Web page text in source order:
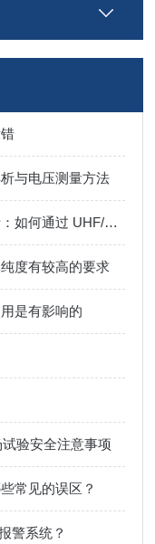
与电压测量方法
手持局部放电检测仪核心技术解析：如何通过 UHF/超声波实现电力设备隐患早期识别？
度有较高的要求
是有影响的
验安全注意事项
常见的误区？
警系统？